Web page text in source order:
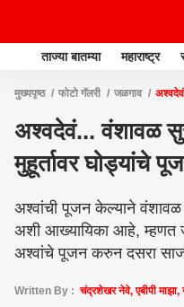
ताज्या बातम्या महाराष्ट्र
मुख्यपृष्ठ फोटो गॅलरी जळगाव
अश्वदेवं... वंशावळ
मुहूर्तावर घोड्यांचे
अश्वांची पूजन केल्याने वंशावळ
अशी आख्यायिका आहे, म्हणत
अश्वांचे पूजन करुन दसरा
Written By :चंद्रशेखर नेवे, एबीपी माझा,